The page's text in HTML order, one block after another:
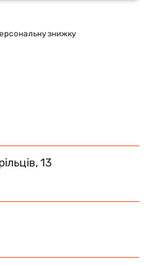
знижку
13